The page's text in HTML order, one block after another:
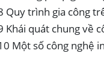
Quy trình gia công
Khái quát chung về
Một số công nghệ